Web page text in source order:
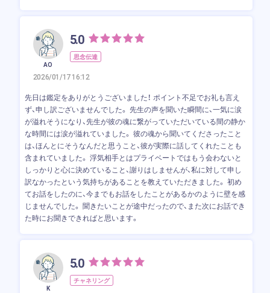
AO
5.0
思念伝達
2026/01/17 16:12
先日は鑑定をありがとうございました！ ポイント不足でお礼も言え
ず、申し訳ございませんでした。 先生の声を聞いた瞬間に、一気に涙
が溢れそうになり、先生が彼の魂に繋がっていただいている間の静か
な時間には涙が溢れていました。 彼の魂から聞いてくださったこと
は、ほんとにそうなんだと思うこと、彼が実際に話してくれたことも
含まれていました。 浮気相手とはプライベートではもう会わないと
しっかりと心に決めていること、謝りはしませんが、私に対して申し
訳なかったという気持ちがあることを教えていただきました。 初め
てお話をしたのに、今までもお話をしたことがあるかのように壁を感
じませんでした。 聞きたいことが途中だったので、また次にお話でき
た時にお聞きできればと思います。
K
5.0
チャネリング